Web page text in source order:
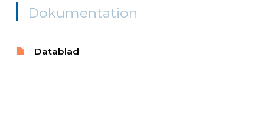
Dokumentation
Datablad